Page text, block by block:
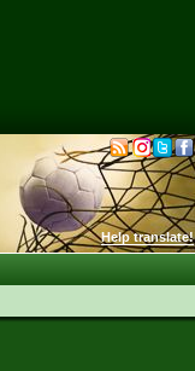
Help translate!